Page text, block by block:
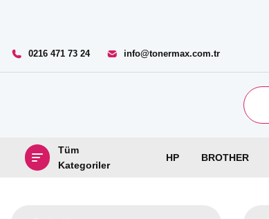
0216 471 73 24 info@tonermax.com.tr
Tüm
Kategoriler
HP BROTHER